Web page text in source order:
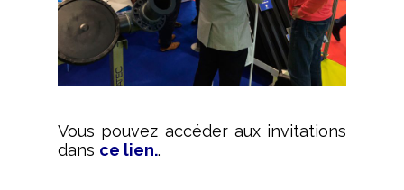
Vous pouvez accéder aux invitations
dans ce lien..